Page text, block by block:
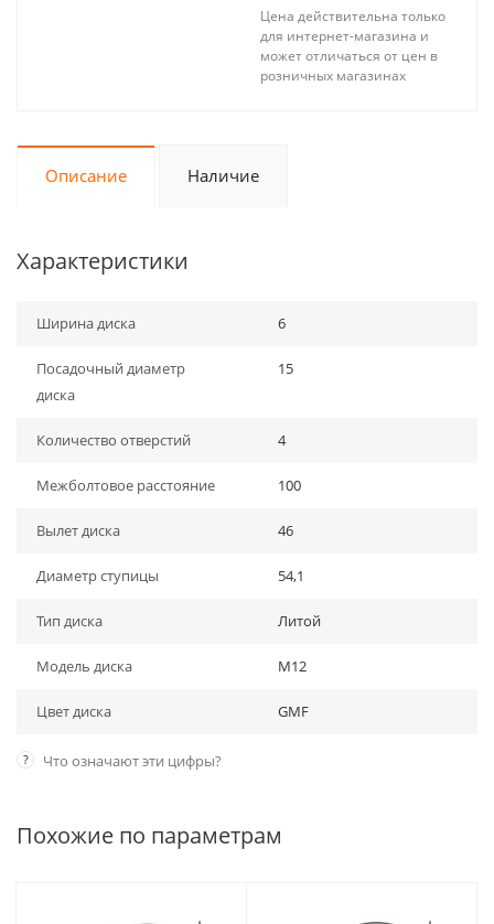
Цена действительна только
для интернет-магазина и
может отличаться от цен в
розничных магазинах
Описание Наличие
Характеристики
Ширина диска 6
Посадочный диаметр
диска
15
Количество отверстий 4
Межболтовое расстояние 100
Вылет диска 46
Диаметр ступицы 54,1
Тип диска Литой
Модель диска M12
Цвет диска GMF
? Что означают эти цифры?
Похожие по параметрам